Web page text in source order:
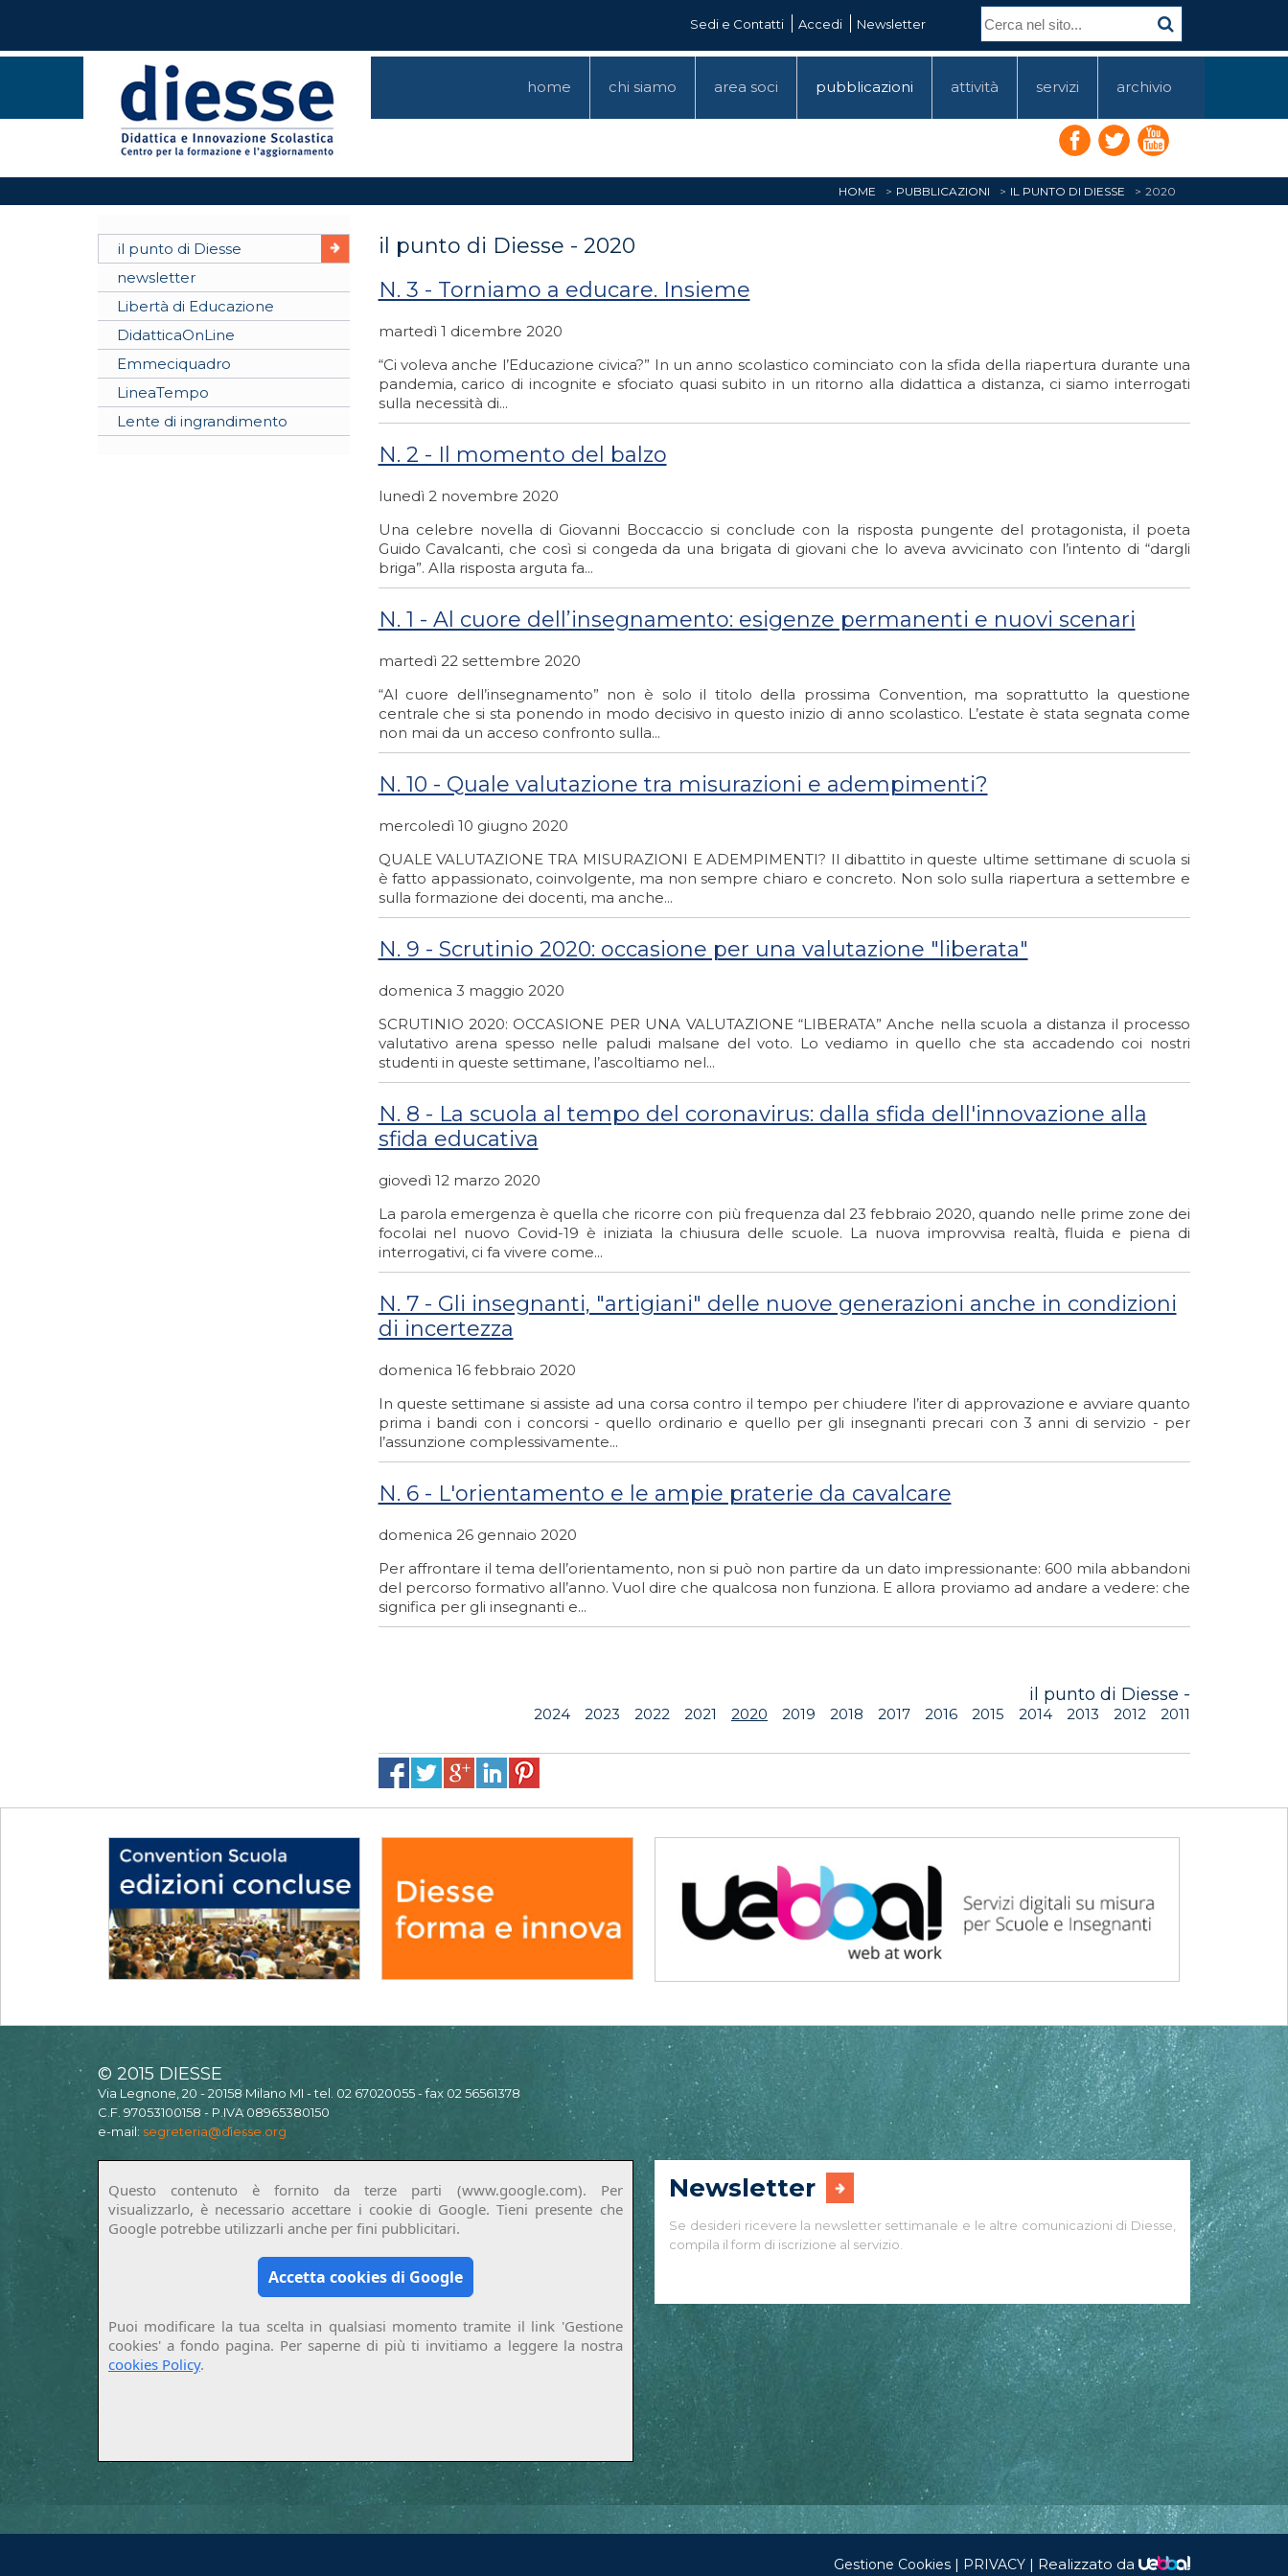
Sedi e Contatti Accedi Newsletter
home chi siamo area soci pubblicazioni attività servizi archivio
HOME PUBBLICAZIONI IL PUNTO DI DIESSE 2020
il punto di Diesse
newsletter
Libertà di Educazione
DidatticaOnLine
Emmeciquadro
LineaTempo
Lente di ingrandimento
il punto di Diesse - 2020
N. 3 - Torniamo a educare. Insieme
martedì 1 dicembre 2020
“Ci voleva anche l’Educazione civica?” In un anno scolastico cominciato con la sfida della riapertura durante una
pandemia, carico di incognite e sfociato quasi subito in un ritorno alla didattica a distanza, ci siamo interrogati
sulla necessità di...
N. 2 - Il momento del balzo
lunedì 2 novembre 2020
Una celebre novella di Giovanni Boccaccio si conclude con la risposta pungente del protagonista, il poeta
Guido Cavalcanti, che così si congeda da una brigata di giovani che lo aveva avvicinato con l’intento di “dargli
briga”. Alla risposta arguta fa...
N. 1 - Al cuore dell’insegnamento: esigenze permanenti e nuovi scenari
martedì 22 settembre 2020
“Al cuore dell’insegnamento” non è solo il titolo della prossima Convention, ma soprattutto la questione
centrale che si sta ponendo in modo decisivo in questo inizio di anno scolastico. L’estate è stata segnata come
non mai da un acceso confronto sulla...
N. 10 - Quale valutazione tra misurazioni e adempimenti?
mercoledì 10 giugno 2020
QUALE VALUTAZIONE TRA MISURAZIONI E ADEMPIMENTI? Il dibattito in queste ultime settimane di scuola si
è fatto appassionato, coinvolgente, ma non sempre chiaro e concreto. Non solo sulla riapertura a settembre e
sulla formazione dei docenti, ma anche...
N. 9 - Scrutinio 2020: occasione per una valutazione "liberata"
domenica 3 maggio 2020
SCRUTINIO 2020: OCCASIONE PER UNA VALUTAZIONE “LIBERATA” Anche nella scuola a distanza il processo
valutativo arena spesso nelle paludi malsane del voto. Lo vediamo in quello che sta accadendo coi nostri
studenti in queste settimane, l’ascoltiamo nel...
N. 8 - La scuola al tempo del coronavirus: dalla sfida dell'innovazione alla
sfida educativa
giovedì 12 marzo 2020
La parola emergenza è quella che ricorre con più frequenza dal 23 febbraio 2020, quando nelle prime zone dei
focolai nel nuovo Covid-19 è iniziata la chiusura delle scuole. La nuova improvvisa realtà, fluida e piena di
interrogativi, ci fa vivere come...
N. 7 - Gli insegnanti, "artigiani" delle nuove generazioni anche in condizioni
di incertezza
domenica 16 febbraio 2020
In queste settimane si assiste ad una corsa contro il tempo per chiudere l’iter di approvazione e avviare quanto
prima i bandi con i concorsi - quello ordinario e quello per gli insegnanti precari con 3 anni di servizio - per
l’assunzione complessivamente...
N. 6 - L'orientamento e le ampie praterie da cavalcare
domenica 26 gennaio 2020
Per affrontare il tema dell’orientamento, non si può non partire da un dato impressionante: 600 mila abbandoni
del percorso formativo all’anno. Vuol dire che qualcosa non funziona. E allora proviamo ad andare a vedere: che
significa per gli insegnanti e...
il punto di Diesse -
2024 2023 2022 2021 2020 2019 2018 2017 2016 2015 2014 2013 2012 2011
© 2015 DIESSE
Via Legnone, 20 - 20158 Milano MI - tel. 02 67020055 - fax 02 56561378
C.F. 97053100158 - P.IVA 08965380150
e-mail: segreteria@diesse.org
Questo contenuto è fornito da terze parti (www.google.com). Per
visualizzarlo, è necessario accettare i cookie di Google. Tieni presente che
Google potrebbe utilizzarli anche per fini pubblicitari.
Accetta cookies di Google
Puoi modificare la tua scelta in qualsiasi momento tramite il link 'Gestione
cookies' a fondo pagina. Per saperne di più ti invitiamo a leggere la nostra
cookies Policy.
Newsletter
Se desideri ricevere la newsletter settimanale e le altre comunicazioni di Diesse,
compila il form di iscrizione al servizio.
Gestione Cookies | PRIVACY | Realizzato da